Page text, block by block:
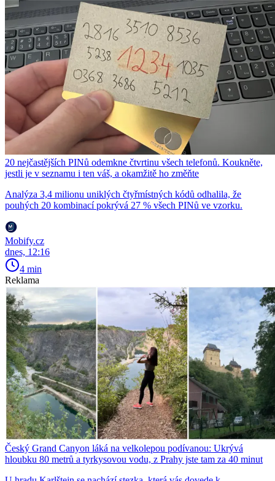
20 nejčastějších PINů odemkne čtvrtinu všech telefonů. Koukněte,
jestli je v seznamu i ten váš, a okamžitě ho změňte
Analýza 3,4 milionu uniklých čtyřmístných kódů odhalila, že
pouhých 20 kombinací pokrývá 27 % všech PINů ve vzorku.
Mobify.cz
dnes, 12:16
4 min
Reklama
Český Grand Canyon láká na velkolepou podívanou: Ukrývá
hloubku 80 metrů a tyrkysovou vodu, z Prahy jste tam za 40 minut